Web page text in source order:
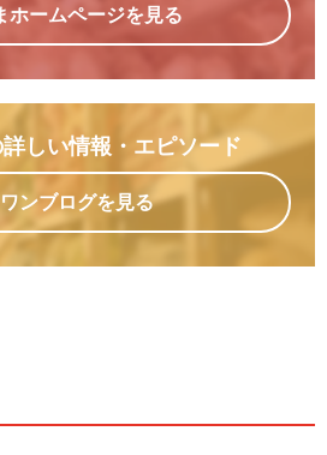
ホームページを見る
しい情報 ・エピソード
ンブログを見る